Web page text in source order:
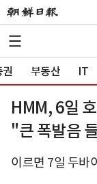
부동산 IT
HMM, 6일
"큰 폭발음
이르면 7일 두바